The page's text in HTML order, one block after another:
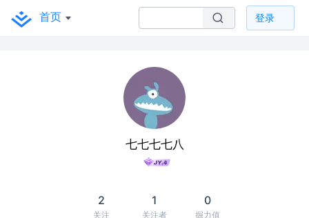
首页 登录
七七七七八
2
关注
1
关注者
0
掘力值